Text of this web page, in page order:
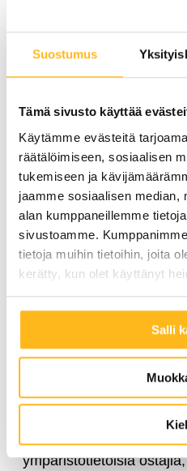
Suostumus
Tämä sivusto käyttää
Käytämme evästeitä
räätälöimiseen, sosiaalisen
tukemiseen ja
jaamme sosiaalisen median,
alan kumppaneillemme
sivustoamme.
tietoja muihin tietoihin, joita
kerätty, kun olet käyttänyt
Salli
hyödyt
avulla voit säästää
sähkölaskuissasi, sillä
tarvitsemastasi
tarjoavat usein tukia ja
aurinkoenergian
investoinnista entistä
Powera auttaa sinua
tuoton.
Aurinkoenergia on myös
ympäristötietoisia